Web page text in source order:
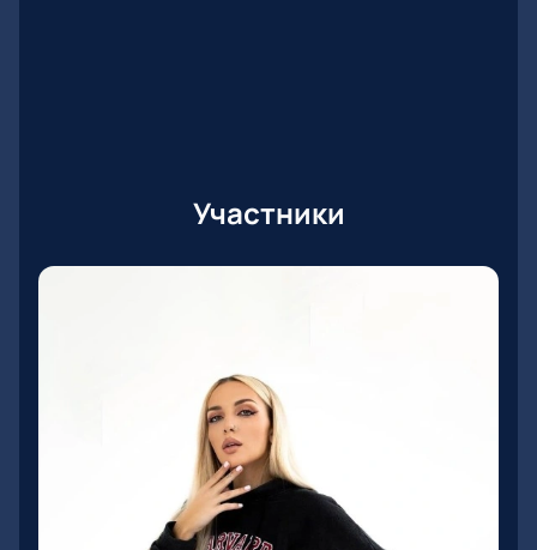
Участники